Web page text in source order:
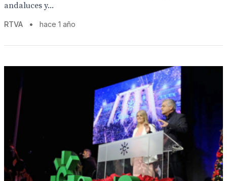
andaluces y...
RTVA • hace 1 año